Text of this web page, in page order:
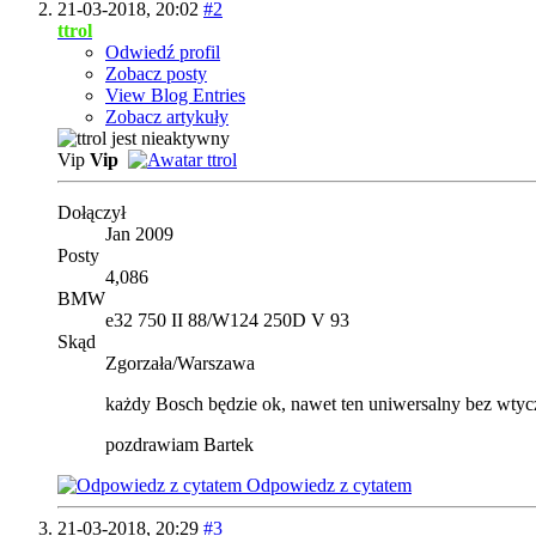
21-03-2018, 20:02 #2
ttrol
Odwiedź profil
Zobacz posty
View Blog Entries
Zobacz artykuły
Vip Vip
Dołączył
Jan 2009
Posty
4,086
BMW
e32 750 II 88/W124 250D V 93
Skąd
Zgorzała/Warszawa
każdy Bosch będzie ok, nawet ten uniwersalny bez
pozdrawiam Bartek
Odpowiedz z cytatem
21-03-2018, 20:29 #3